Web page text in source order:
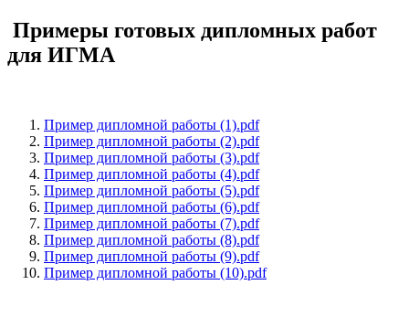
Примеры готовых дипломных работ
для ИГМА
Пример дипломной работы (1).pdf
Пример дипломной работы (2).pdf
Пример дипломной работы (3).pdf
Пример дипломной работы (4).pdf
Пример дипломной работы (5).pdf
Пример дипломной работы (6).pdf
Пример дипломной работы (7).pdf
Пример дипломной работы (8).pdf
Пример дипломной работы (9).pdf
Пример дипломной работы (10).pdf